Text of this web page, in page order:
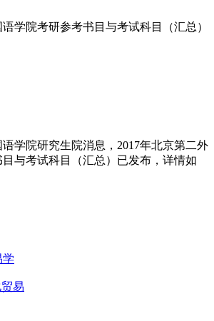
学院考研参考书目与考试科目（汇总）
院研究生院消息，2017年北京第二外
与考试科目（汇总）已发布，详情如
学
易